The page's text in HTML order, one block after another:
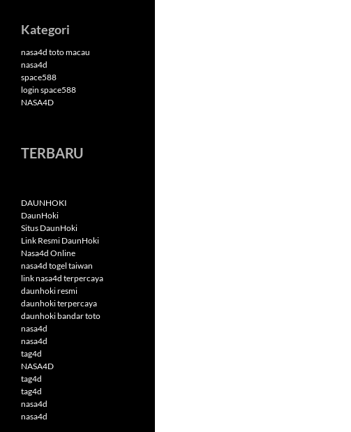
Kategori
nasa4d toto macau
nasa4d
space588
login space588
NASA4D
TERBARU
DAUNHOKI
DaunHoki
Situs DaunHoki
Link Resmi DaunHoki
Nasa4d Online
nasa4d togel taiwan
link nasa4d terpercaya
daunhoki resmi
daunhoki terpercaya
daunhoki bandar toto
nasa4d
nasa4d
tag4d
NASA4D
tag4d
tag4d
nasa4d
nasa4d